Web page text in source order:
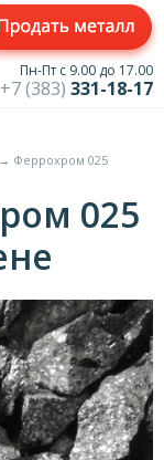
Пн-Пт с 9.00 до 17.00
+7 (383) 331-18-17
→ Феррохром 025
025